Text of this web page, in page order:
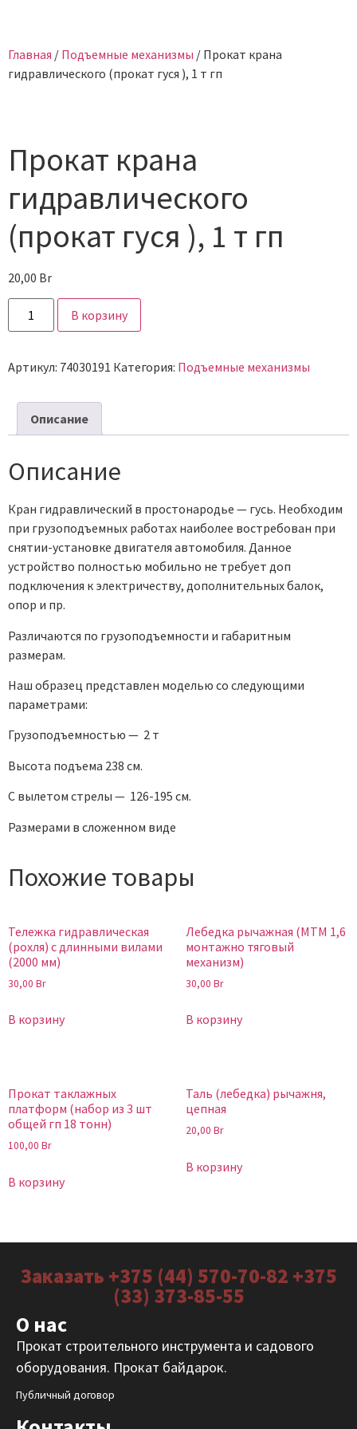
Главная / Подъемные механизмы / Прокат крана
гидравлического (прокат гуся ), 1 т гп
Прокат крана
гидравлического
(прокат гуся ), 1 т гп
20,00 Br
В корзину
Артикул: 74030191 Категория: Подъемные механизмы
Описание
Описание
Кран гидравлический в простонародье — гусь. Необходим
при грузоподъемных работах наиболее востребован при
снятии-установке двигателя автомобиля. Данное
устройство полностью мобильно не требует доп
подключения к электричеству, дополнительных балок,
опор и пр.
Различаются по грузоподъемности и габаритным
размерам.
Наш образец представлен моделью со следующими
параметрами:
Грузоподъемностью — 2 т
Высота подъема 238 см.
С вылетом стрелы — 126-195 см.
Размерами в сложенном виде
Похожие товары
Тележка гидравлическая
(рохля) с длинными вилами
(2000 мм)
30,00 Br
В корзину
Лебедка рычажная (МТМ 1,6
монтажно тяговый
механизм)
30,00 Br
В корзину
Прокат таклажных
платформ (набор из 3 шт
общей гп 18 тонн)
100,00 Br
В корзину
Таль (лебедка) рычажня,
цепная
20,00 Br
В корзину
Заказать +375 (44) 570-70-82 +375
(33) 373-85-55
О нас
Прокат строительного инструмента и садового
оборудования. Прокат байдарок.
Публичный договор